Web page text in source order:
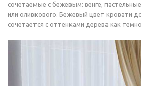
сочетаемые с бежевым: венге,
или оливкового. Бежевый цвет кровати
сочетается с оттенками дерева как